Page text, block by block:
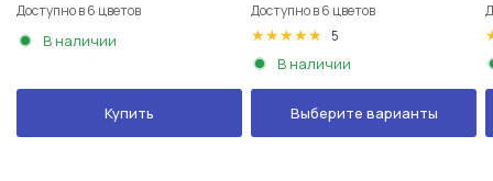
белый
черный
серебристый
золотой
красный
синий
Доступно в 6 цветов
В наличии
Купить
белый
черный
серебристый
золотой
красный
синий
Доступно в 6 цветов
5
В наличии
Выберите варианты